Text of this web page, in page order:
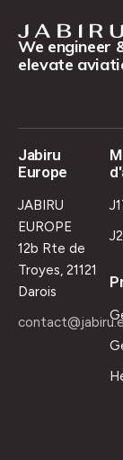
We engineer
elevate
Jabiru
Europe
JABIRU
EUROPE
12b Rte de
Troyes, 21121
Darois